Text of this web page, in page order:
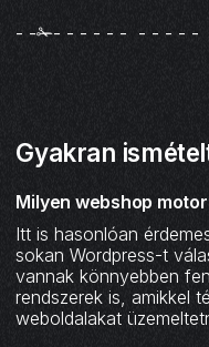
- -✁- - - - - - - - - - -
Gyakran
Milyen webshop
Itt is hasonlóan
sokan Wordpress-t
vannak könnyebben
rendszerek is, amikkel
weboldalakat